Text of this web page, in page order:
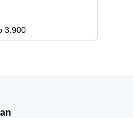
3.900